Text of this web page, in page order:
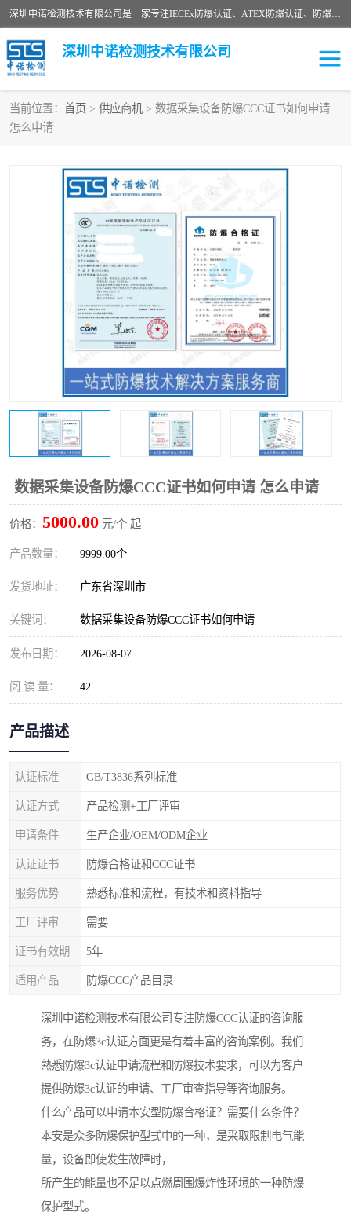
深圳中诺检测技术有限公司是一家专注IECEx防爆认证、ATEX防爆认证、防爆电气检测、防爆合格证、煤安认证等代理机构，可为客户提供从防爆设计、认证、现场检查、工程施工改造、培训等一站式服务。
深圳中诺检测技术有限公司
当前位置： 首页 > 供应商机 > 数据采集设备防爆CCC证书如何申请
怎么申请
数据采集设备防爆CCC证书如何申请 怎么申请
价格： 5000.00 元/个 起
产品数量： 9999.00个
发货地址： 广东省深圳市
关键词： 数据采集设备防爆CCC证书如何申请
发布日期： 2026-08-07
阅 读 量： 42
产品描述
认证标准 GB/T3836系列标准
认证方式 产品检测+工厂评审
申请条件 生产企业/OEM/ODM企业
认证证书 防爆合格证和CCC证书
服务优势 熟悉标准和流程，有技术和资料指导
工厂评审 需要
证书有效期 5年
适用产品 防爆CCC产品目录
深圳中诺检测技术有限公司专注防爆CCC认证的咨询服
务，在防爆3c认证方面更是有着丰富的咨询案例。我们
熟悉防爆3c认证申请流程和防爆技术要求，可以为客户
提供防爆3c认证的申请、工厂审查指导等咨询服务。
什么产品可以申请本安型防爆合格证？需要什么条件？
本安是众多防爆保护型式中的一种，是采取限制电气能
量，设备即使发生故障时，
所产生的能量也不足以点燃周围爆炸性环境的一种防爆
保护型式。
ATEX防爆认证
防爆3C认证 现场防爆检测
防爆工程 煤安矿安
IECEx防爆认证 防爆设计
防爆资质证书 各国防爆认证
SIL认证
防爆电气检测机构 防爆合格证代理机构